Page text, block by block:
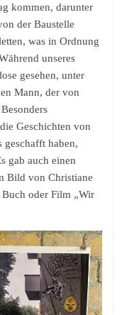
kommen, darunter
der Baustelle
was in Ordnung
unseres
gesehen, unter
Mann, der von
Geschichten von
geschafft haben,
gab auch einen
Bild von Christiane
oder Film „Wir